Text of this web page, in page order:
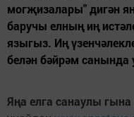
могҗизалары" дигән
баручы елның иң
языгыз. Иң
белән бәйрәм санында
Яңа елга санаулы